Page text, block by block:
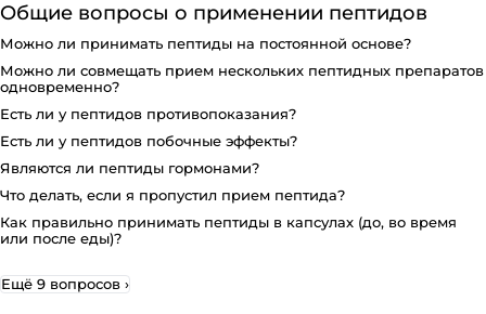
Общие вопросы о применении пептидов
Можно ли принимать пептиды на постоянной основе?
Можно ли совмещать прием нескольких пептидных препаратов
одновременно?
Есть ли у пептидов противопоказания?
Есть ли у пептидов побочные эффекты?
Являются ли пептиды гормонами?
Что делать, если я пропустил прием пептида?
Как правильно принимать пептиды в капсулах (до, во время
или после еды)?
Ещё 9 вопросов ›